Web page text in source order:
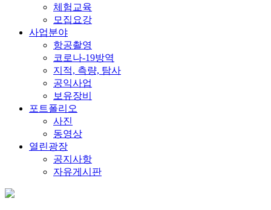
체험교육
모집요강
사업분야
항공촬영
코로나-19방역
지적, 측량, 탐사
공익사업
보유장비
포트폴리오
사진
동영상
열린광장
공지사항
자유게시판